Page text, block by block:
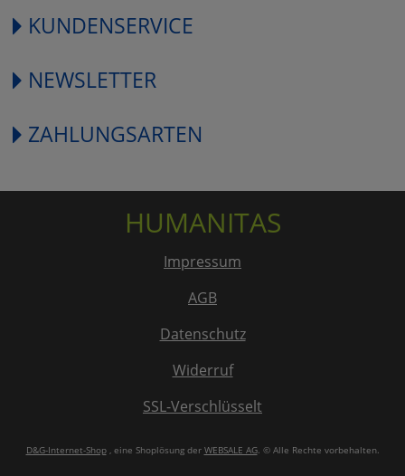
KUNDENSERVICE
NEWSLETTER
ZAHLUNGSARTEN
HUMANITAS
Impressum
AGB
Datenschutz
Widerruf
SSL-Verschlüsselt
D&G-Internet-Shop, eine Shoplösung der WEBSALE AG. © Alle Rechte vorbehalten.